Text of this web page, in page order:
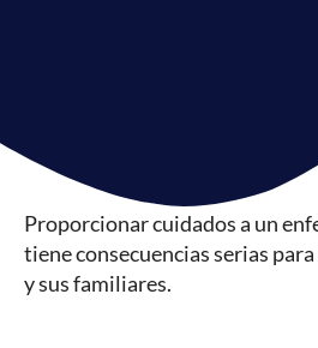
Proporcionar cuidados a un
tiene consecuencias serias
y sus familiares.